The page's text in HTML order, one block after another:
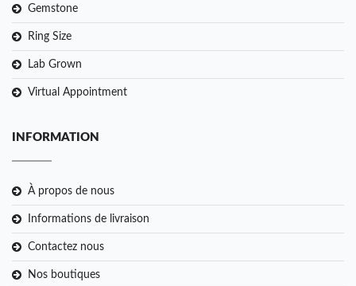
Gemstone
Ring Size
Lab Grown
Virtual Appointment
INFORMATION
À propos de nous
Informations de livraison
Contactez nous
Nos boutiques